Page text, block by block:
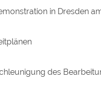
in Dresden
des